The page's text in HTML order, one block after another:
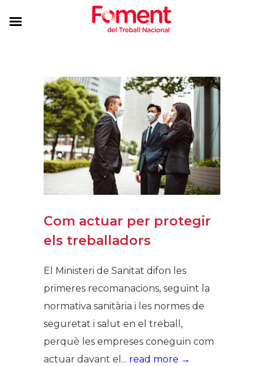
Com actuar per protegir
els treballadors
El Ministeri de Sanitat difon les
primeres recomanacions, seguint la
normativa sanitària i les normes de
seguretat i salut en el treball,
perquè les empreses coneguin com
actuar davant el... read more →